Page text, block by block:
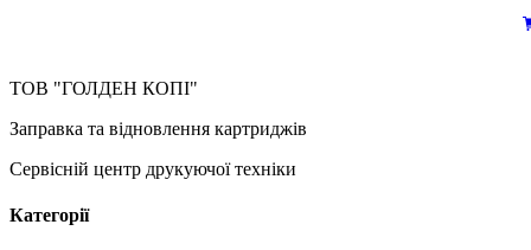
ТОВ "ГОЛДЕН КОПІ"
Заправка та відновлення картриджів
Сервісній центр друкуючої техніки
Категорії